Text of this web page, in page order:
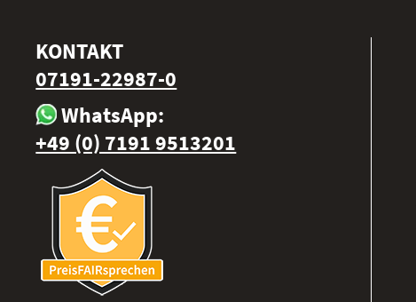
KONTAKT
07191-22987-0
WhatsApp:
+49 (0) 7191 9513201